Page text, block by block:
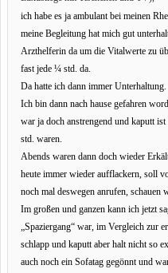
ich habe es ja ambulant bei meinen
meine Begleitung hat mich gut
Arzthelferin da um die Vitalwerte zu
fast jede ¼ std. da.
Da hatte ich dann immer Unterhaltung.
Ich bin dann nach hause gefahren
war ja doch anstrengend und kaputt
std. waren.
Abends waren dann doch wieder
heute immer wieder aufflackern, soll
noch mal deswegen anrufen, schauen
Im großen und ganzen kann ich jetzt
„Spaziergang“ war, im Vergleich zur
schlapp und kaputt aber halt nicht so
auch noch ein Sofatag gegönnt und